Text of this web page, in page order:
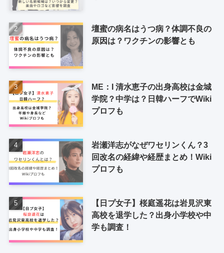
壇蜜の病名はうつ病？体調不良の
原因は？ワクチンの影響とも
ME：I 清水恵子の出身高校は金城
学院？中学は？日韓ハーフでWiki
プロフも
岩瀬洋志がなぜワセリンくん？3
回改名の経緯や経歴まとめ！Wiki
プロフも
【日プ女子】桜庭遥花は岩見沢東
高校を退学した？出身小学校や中
学も調査！